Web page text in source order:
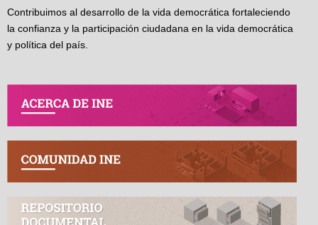
Contribuimos al desarrollo de la vida democrática fortaleciendo
la confianza y la participación ciudadana en la vida democrática
y política del país.